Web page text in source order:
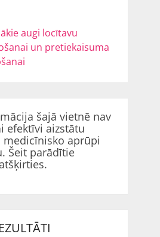
augi locītavu
un pretiekaisuma
šajā vietnē nav
efektīvi aizstātu
aprūpi
Šeit parādītie